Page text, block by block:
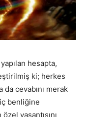
hesapta,
ki; herkes
da cevabını merak
benliğine
yaşantısını